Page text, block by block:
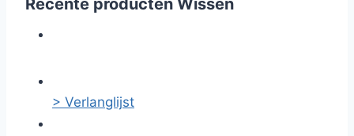
Recente producten Wissen
> Verlanglijst